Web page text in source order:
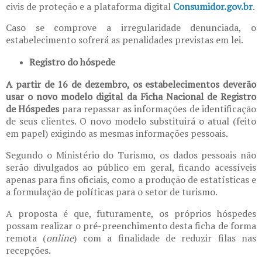
civis de proteção e a plataforma digital Consumidor.gov.br.
Caso se comprove a irregularidade denunciada, o
estabelecimento sofrerá as penalidades previstas em lei.
Registro do hóspede
A partir de 16 de dezembro, os estabelecimentos deverão
usar o novo modelo digital da Ficha Nacional de Registro
de Hóspedespara repassar as informações de identificação
de seus clientes. O novo modelo substituirá o atual (feito
em papel) exigindo as mesmas informações pessoais.
Segundo o Ministério do Turismo, os dados pessoais não
serão divulgados ao público em geral, ficando acessíveis
apenas para fins oficiais, como a produção de estatísticas e
a formulação de políticas para o setor de turismo.
A proposta é que, futuramente, os próprios hóspedes
possam realizar o pré-preenchimento desta ficha de forma
remota (online) com a finalidade de reduzir filas nas
recepções.